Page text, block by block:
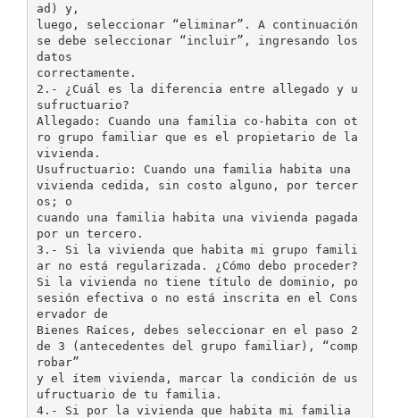
ad) y,
luego, seleccionar “eliminar”. A continuación
se debe seleccionar “incluir”, ingresando los
datos
correctamente.
2.- ¿Cuál es la diferencia entre allegado y u
sufructuario?
Allegado: Cuando una familia co-habita con ot
ro grupo familiar que es el propietario de la
vivienda.
Usufructuario: Cuando una familia habita una
vivienda cedida, sin costo alguno, por tercer
os; o
cuando una familia habita una vivienda pagada
por un tercero.
3.- Si la vivienda que habita mi grupo famili
ar no está regularizada. ¿Cómo debo proceder?
Si la vivienda no tiene título de dominio, po
sesión efectiva o no está inscrita en el Cons
ervador de
Bienes Raíces, debes seleccionar en el paso 2
de 3 (antecedentes del grupo familiar), “comp
robar”
y el ítem vivienda, marcar la condición de us
ufructuario de tu familia.
4.- Si por la vivienda que habita mi familia